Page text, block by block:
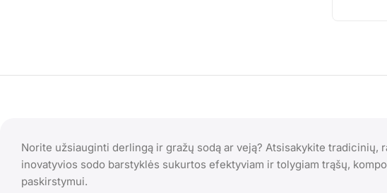
Norite užsiauginti derlingą ir gražų sodą ar veją? Atsisakykite tradicinių,
inovatyvios sodo barstyklės sukurtos efektyviam ir tolygiam trąšų,
paskirstymui.